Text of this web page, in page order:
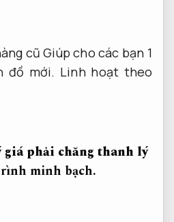
cũ Giúp cho các bạn 1
đồ mới. Linh hoạt theo
phải chăng thanh lý
minh bạch.